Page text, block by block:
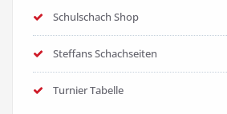
Schulschach Shop
Steffans Schachseiten
Turnier Tabelle